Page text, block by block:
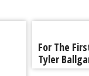
For The
Tyler